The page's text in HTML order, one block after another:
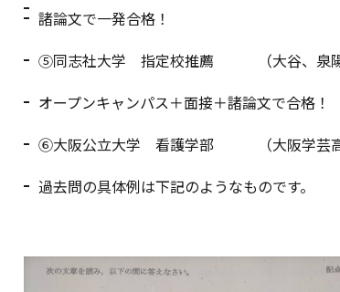
諸論文で一発合格！
⑤同志社大学 指定校推薦 （大谷、泉陽
オープンキャンパス＋面接＋諸論文で合格！
⑥大阪公立大学 看護学部 （大阪学芸高
過去問の具体例は下記のようなものです。